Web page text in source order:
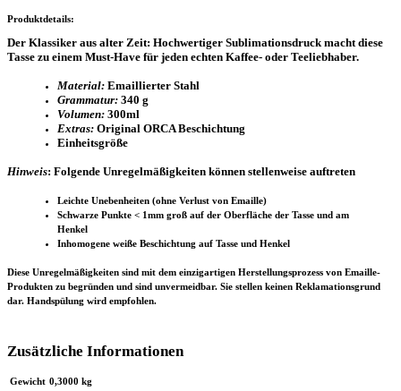
Produktdetails:
Der Klassiker aus alter Zeit: Hochwertiger Sublimationsdruck macht diese
Tasse zu einem Must-Have für jeden echten Kaffee- oder Teeliebhaber.
Material: Emaillierter Stahl
Grammatur: 340 g
Volumen: 300ml
Extras: Original ORCA Beschichtung
Einheitsgröße
Hinweis: Folgende Unregelmäßigkeiten können stellenweise auftreten
Leichte Unebenheiten (ohne Verlust von Emaille)
Schwarze Punkte < 1mm groß auf der Oberfläche der Tasse und am
Henkel
Inhomogene weiße Beschichtung auf Tasse und Henkel
Diese Unregelmäßigkeiten sind mit dem einzigartigen Herstellungsprozess von Emaille-
Produkten zu begründen und sind unvermeidbar. Sie stellen keinen Reklamationsgrund
dar. Handspülung wird empfohlen.
Zusätzliche Informationen
Gewicht 0,3000 kg